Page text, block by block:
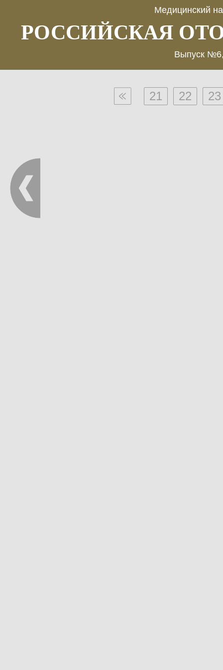
Медицинский
РОССИЙСКАЯ
Выпуск
21 22 23